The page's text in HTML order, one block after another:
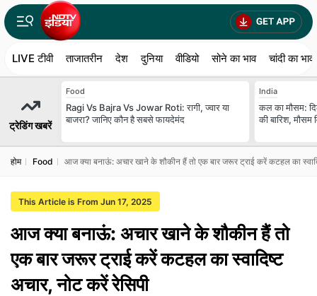
LIVE टीवी ताजातरीन देश दुनिया वीडियो सोने का भाव चांदी का भाव
ट्रेडिंग खबरें
Food
Ragi Vs Bajra Vs Jowar Roti: रागी, ज्वार या
बाजरा? जानिए कौन है सबसे फायदेमंद
India
कल का मौसम:
की बारिश, मौसम
होम Food आज क्या बनाऊं: अचार खाने के शौकीन हैं तो एक बार जरूर ट्राई करें कटहल का
This Article is From Jun 17, 2025
आज क्या बनाऊं: अचार खाने के शौकीन हैं तो
एक बार जरूर ट्राई करें कटहल का स्वादिष्ट
अचार, नोट करें रेसिपी